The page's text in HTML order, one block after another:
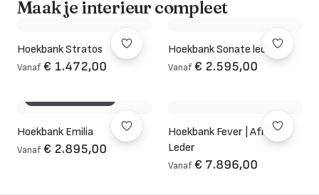
Maak je interieur compleet
Hoekbank Stratos
Vanaf € 1.472,00
Hoekbank Sonate leder
Vanaf € 2.595,00
Hoekbank Emilia
Vanaf € 2.895,00
Hoekbank Fever | Africa
Leder
Vanaf € 7.896,00